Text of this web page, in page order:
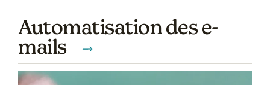
Automatisation des e-
mails